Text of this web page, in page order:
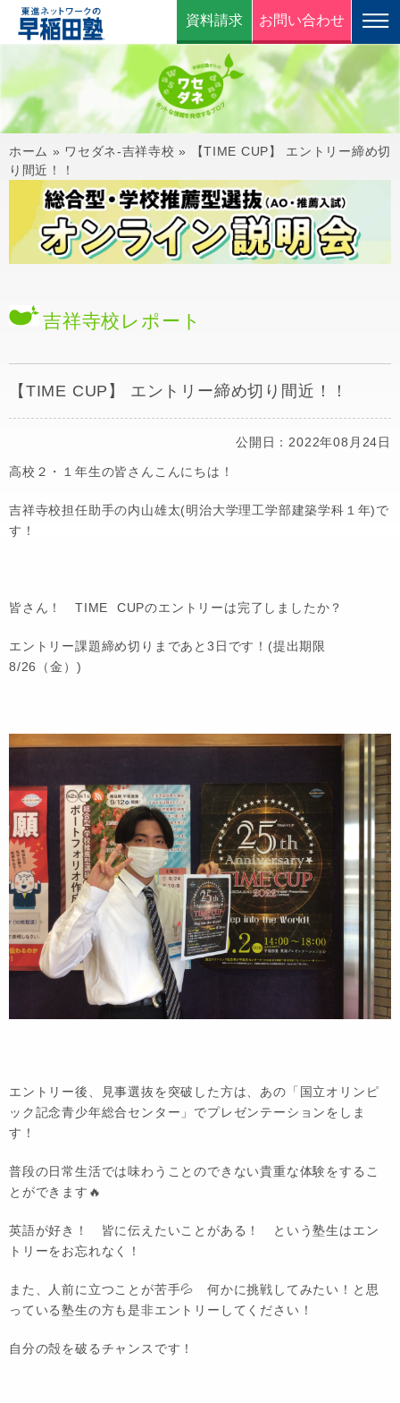
資料請求 お問い合わせ
ホーム » ワセダネ-吉祥寺校 »
【TIME CUP】 エントリー締め切
り間近！！
吉祥寺校 レポート
【TIME CUP】 エントリー締め切り間近！！
公開日：2022年08月24日
高校２・１年生の皆さんこんにちは！
吉祥寺校担任助手の内山雄太(明治大学理工学部建築学科１年)で
す！
皆さん！ TIME CUPのエントリーは完了しましたか？
エントリー課題締め切りまであと3日です！(提出期限
8/26（金）)
エントリー後、見事選抜を突破した方は、あの「国立オリンピ
ック記念青少年総合センター」でプレゼンテーションをしま
す！
普段の日常生活では味わうことのできない貴重な体験をするこ
とができます🔥
英語が好き！ 皆に伝えたいことがある！ という塾生はエン
トリーをお忘れなく！
また、人前に立つことが苦手💦 何かに挑戦してみたい！と思
っている塾生の方も是非エントリーしてください！
自分の殻を破るチャンスです！